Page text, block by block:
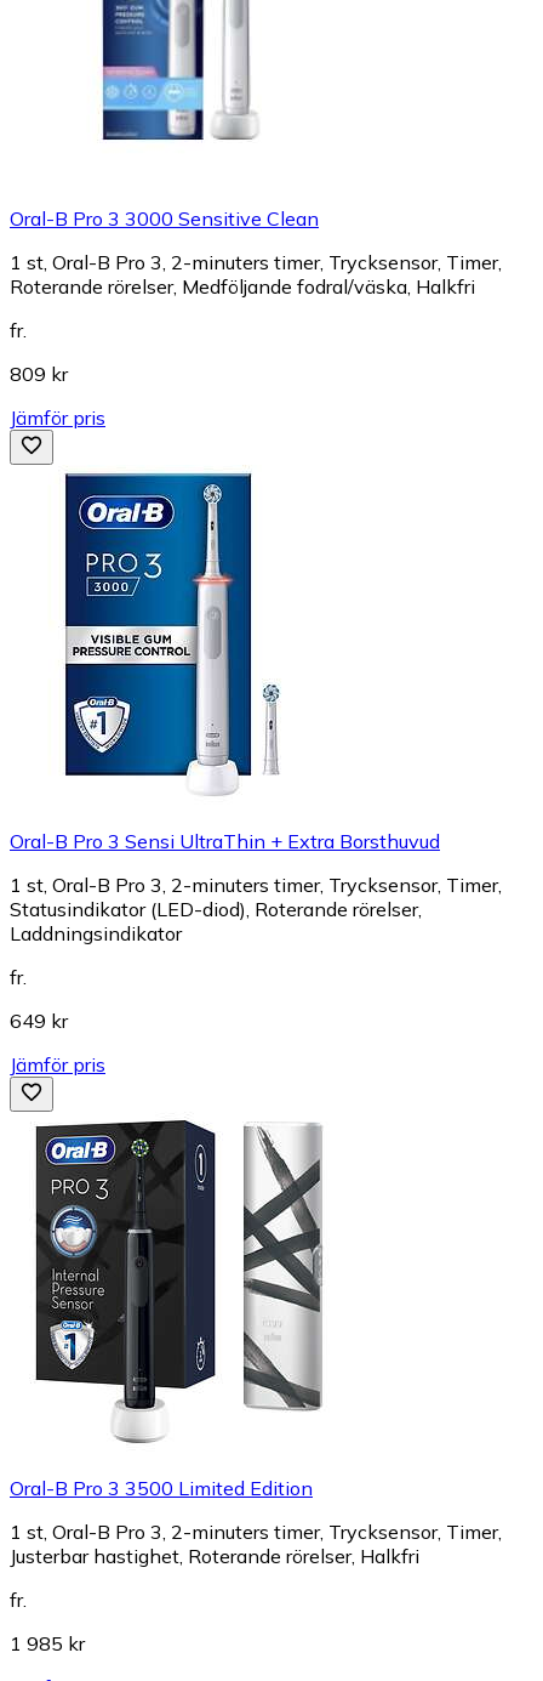
Oral-B Pro 3 3000 Sensitive Clean
1 st, Oral-B Pro 3, 2-minuters timer, Trycksensor, Timer,
Roterande rörelser, Medföljande fodral/väska, Halkfri
fr.
809 kr
Jämför pris
Oral-B Pro 3 Sensi UltraThin + Extra Borsthuvud
1 st, Oral-B Pro 3, 2-minuters timer, Trycksensor, Timer,
Statusindikator (LED-diod), Roterande rörelser,
Laddningsindikator
fr.
649 kr
Jämför pris
Oral-B Pro 3 3500 Limited Edition
1 st, Oral-B Pro 3, 2-minuters timer, Trycksensor, Timer,
Justerbar hastighet, Roterande rörelser, Halkfri
fr.
1 985 kr